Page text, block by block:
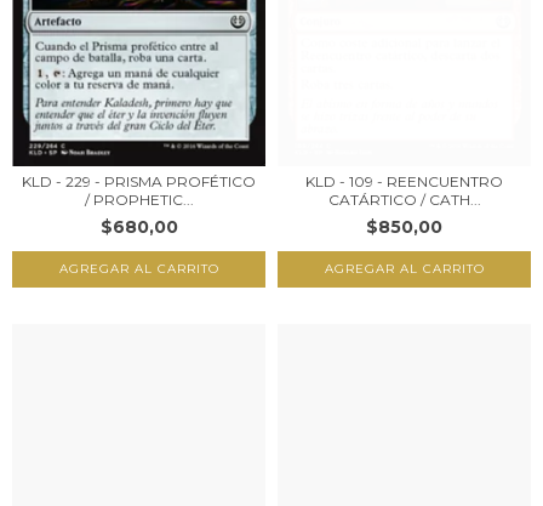
KLD - 229 - PRISMA PROFÉTICO
/ PROPHETIC...
$680,00
KLD - 109 - REENCUENTRO
CATÁRTICO / CATH...
$850,00